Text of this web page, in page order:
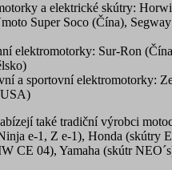
a elektrické skútry:
Super Soco (Čína), Segway
elektromotorky: Sur-Ron
a sportovní elektromotorky:
také tradiční výrobci
e-1, Z e-1), Honda (skútry
CE 04), Yamaha (skútr